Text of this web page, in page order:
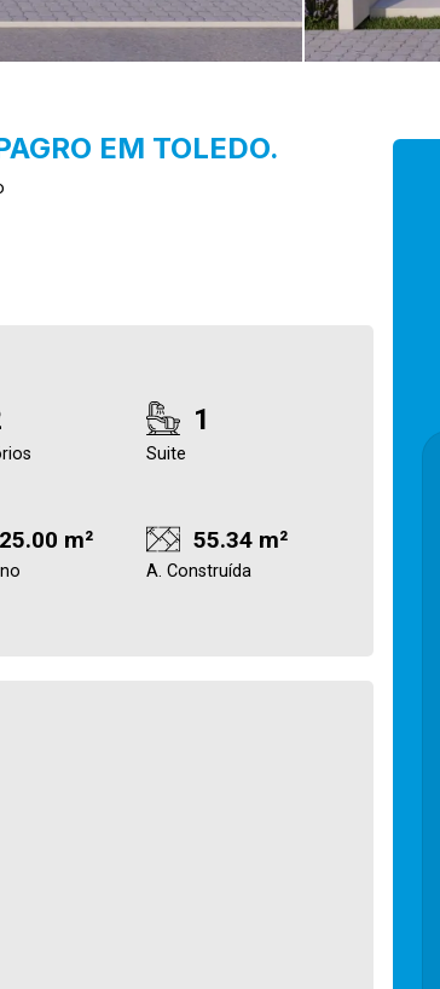
EM TOLEDO.
1
Suite
m² 55.34 m²
A. Construída